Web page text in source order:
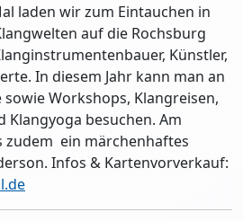
laden wir zum Eintauchen in
auf die Rochsburg
Künstler,
In diesem Jahr kann man an
sowie Workshops, Klangreisen,
Klangyoga besuchen. Am
zudem ein märchenhaftes
Infos & Kartenvorverkauf: